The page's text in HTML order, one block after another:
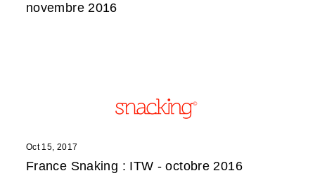
novembre 2016
Oct 15, 2017
France Snaking : ITW - octobre 2016